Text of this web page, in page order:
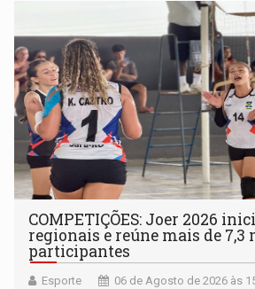
COMPETIÇÕES: Joer 2026
regionais e reúne mais de 7,3
participantes
Esporte 06 de Agosto de 2026 às